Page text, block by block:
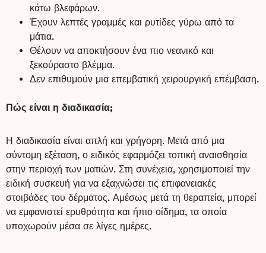
κάτω βλεφάρων.
Έχουν λεπτές γραμμές και ρυτίδες γύρω από τα
μάτια.
Θέλουν να αποκτήσουν ένα πιο νεανικό και
ξεκούραστο βλέμμα.
Δεν επιθυμούν μια επεμβατική χειρουργική επέμβαση.
Πώς είναι η διαδικασία;
Η διαδικασία είναι απλή και γρήγορη. Μετά από μια
σύντομη εξέταση, ο ειδικός εφαρμόζει τοπική αναισθησία
στην περιοχή των ματιών. Στη συνέχεια, χρησιμοποιεί την
ειδική συσκευή για να εξαχνώσει τις επιφανειακές
στοιβάδες του δέρματος. Αμέσως μετά τη θεραπεία, μπορεί
να εμφανιστεί ερυθρότητα και ήπιο οίδημα, τα οποία
υποχωρούν μέσα σε λίγες ημέρες.